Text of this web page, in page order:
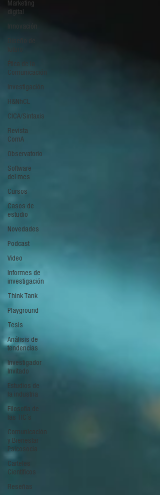
Marketing
digital
Innovación
Ética de la
Comunicación
Investigación
H&NhCL
CICA/Sintaxis
Revista
ComA
Observatorio
Software
del mes
Cursos
Casos de
estudio
Novedades
Podcast
Video
Informes de
investigación
Think Tank
Playground
Tesis
Análisis de
tendencias
Investigador
Invitado
Estudios de
la industria
Filosofía de
las TIC´s
Comunicación
y Bienestar
Psicosocia
Carteles
Científicos
Reseñas